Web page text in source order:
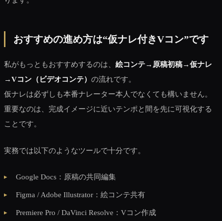
おすすめの進め方は“仮ナレ付きVコン”です
私がもっともおすすめするのは、 絵コンテ→原稿初稿→仮ナレ
→Vコン（ビデオコンテ） の流れです。
仮ナレは必ずしも本番ナレーター本人でなくても構いません。
重要なのは、完成イメージに近いテンポと間を先に可視化する
ことです。
実務では以下のようなツールで十分です。
Google Docs：原稿の共同編集
Figma / Adobe Illustrator：絵コンテ共有
Premiere Pro / DaVinci Resolve：Vコン作成